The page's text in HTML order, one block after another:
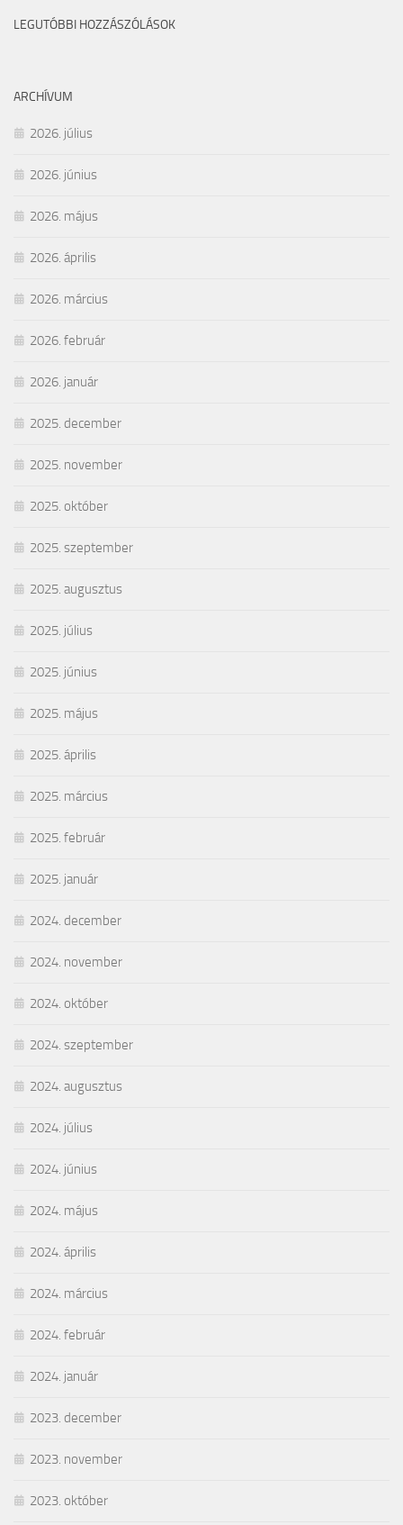
LEGUTÓBBI HOZZÁSZÓLÁSOK
ARCHÍVUM
2026. július
2026. június
2026. május
2026. április
2026. március
2026. február
2026. január
2025. december
2025. november
2025. október
2025. szeptember
2025. augusztus
2025. július
2025. június
2025. május
2025. április
2025. március
2025. február
2025. január
2024. december
2024. november
2024. október
2024. szeptember
2024. augusztus
2024. július
2024. június
2024. május
2024. április
2024. március
2024. február
2024. január
2023. december
2023. november
2023. október